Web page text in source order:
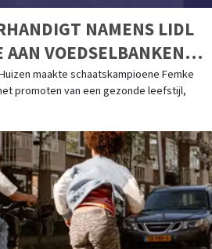
NAMENS LIDL
AAN VOEDSELBANKEN
KG VERSE GROENTE
maakte schaatskampioene Femke
promoten van een gezonde leefstijl,